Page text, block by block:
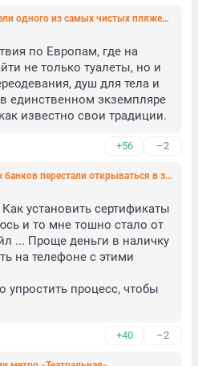
Как-то некультурно. Посетители одного из самых чистых пляжей Петербурга годами не могут добиться установки туалета
по Европам, где на
не только туалеты, но и
душ для тела и
единственном экземпляре
известно свои традиции.
+56 –2
Сайты некоторых российских банков перестали открываться в зарубежных браузерах
установить сертификаты
и то мне тошно стало от
... Проще деньги в наличку
на телефоне с этими
упростить процесс, чтобы
+40 –2